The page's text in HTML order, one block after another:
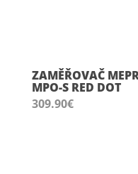
ZAMĚŘOVAČ
MPO-S RED DOT
309.90€